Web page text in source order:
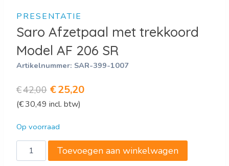
PRESENTATIE
Saro Afzetpaal met trekkoord
Model AF 206 SR
Artikelnummer: SAR-399-1007
€42,00 Oorspronkelijke
prijs
was:
€42,00.
€25,20Huidige
€25,20.
(€30,49 incl. btw)
Op voorraad
Saro
Afzetpaal
Toevoegen aan winkelwagen